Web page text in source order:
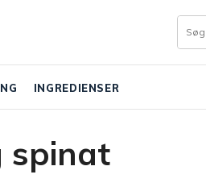
INGREDIENSER
spinat